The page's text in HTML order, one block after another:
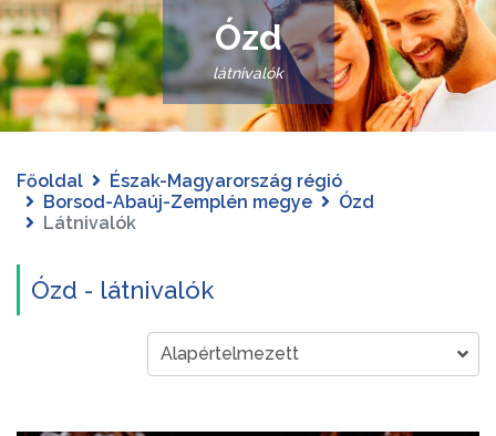
Ózd
látnivalók
Főoldal
Észak-Magyarország régió
Borsod-Abaúj-Zemplén megye
Ózd
Látnivalók
Ózd - látnivalók